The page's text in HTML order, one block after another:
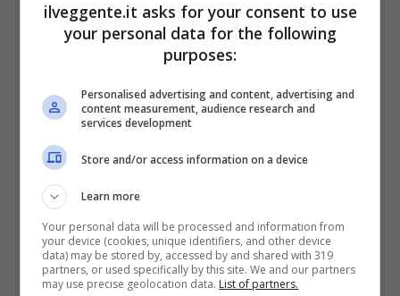
BONUS BENVENUTO LOTTOMATICA: 2050€
Per i nuovi utenti della piattaforma: 100% fino a 50€ in
Bonus Scommesse + 100% fino a 2000€ in Bonus
Sport
2050€
Mostra Informazioni
ilveggente.it asks for your consent to use
your personal data for the following
purposes:
Personalised advertising and content, advertising and
content measurement, audience research and
services development
Store and/or access information on a device
Learn more
Your personal data will be processed and information from
your device (cookies, unique identifiers, and other device
data) may be stored by, accessed by and shared with 319
partners, or used specifically by this site. We and our partners
may use precise geolocation data. List of partners.